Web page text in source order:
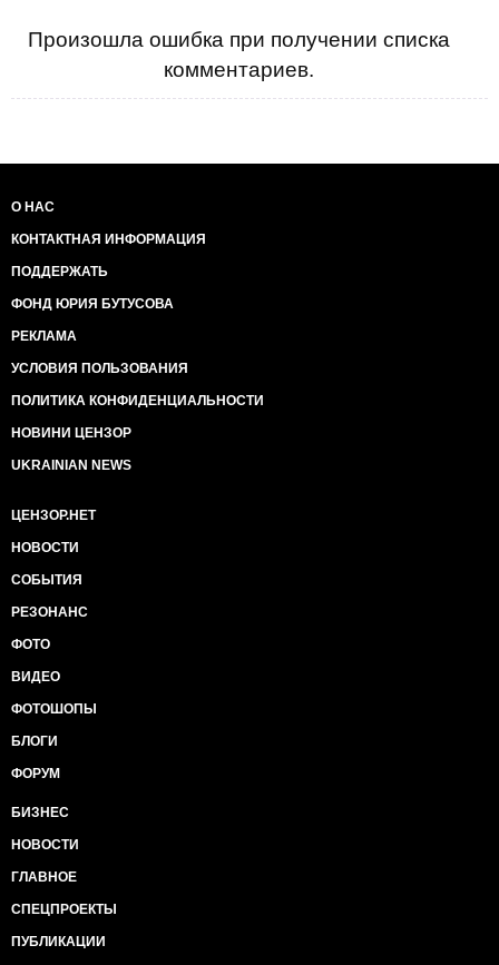
Кавказ-Центр [Зображення недоступне]
Произошла ошибка при получении списка
комментариев.
О НАС
КОНТАКТНАЯ ИНФОРМАЦИЯ
ПОДДЕРЖАТЬ
ФОНД ЮРИЯ БУТУСОВА
РЕКЛАМА
УСЛОВИЯ ПОЛЬЗОВАНИЯ
ПОЛИТИКА КОНФИДЕНЦИАЛЬНОСТИ
НОВИНИ ЦЕНЗОР
UKRAINIAN NEWS
ЦЕНЗОР.НЕТ
НОВОСТИ
СОБЫТИЯ
РЕЗОНАНС
ФОТО
ВИДЕО
ФОТОШОПЫ
БЛОГИ
ФОРУМ
БИЗНЕС
НОВОСТИ
ГЛАВНОЕ
СПЕЦПРОЕКТЫ
ПУБЛИКАЦИИ